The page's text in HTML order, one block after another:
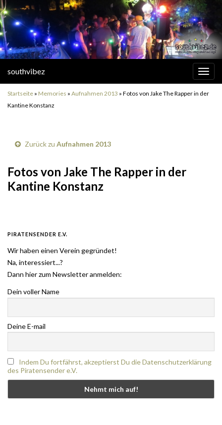
southvibez
Startseite » Memories » Aufnahmen 2013 » Fotos von Jake The Rapper in der
Kantine Konstanz
Zurück zu Aufnahmen 2013
Fotos von Jake The Rapper in der
Kantine Konstanz
PIRATENSENDER E.V.
Wir haben einen Verein gegründet!
Na, interessiert...?
Dann hier zum Newsletter anmelden:
Dein voller Name
Deine E-mail
Indem Du fortfährst, akzeptierst Du die Datenschutzerklärung
des Piratensender e.V.